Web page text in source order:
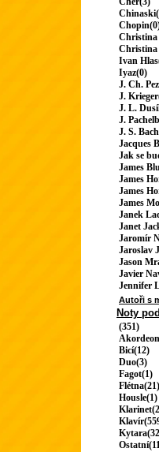
Christina
Christina
Ivan
Iyaz(0)
J. Ch.
J.
J. L.
J.
J. S.
Jacques
Jak se
James
James
James
James
Janek
Janet
Jaromír
Jaroslav
Jason
Javier
Jennifer
Autoři s
Noty
(351)
Bicí(12)
Duo(3)
Fagot(1)
Flétna(21)
Housle(1)